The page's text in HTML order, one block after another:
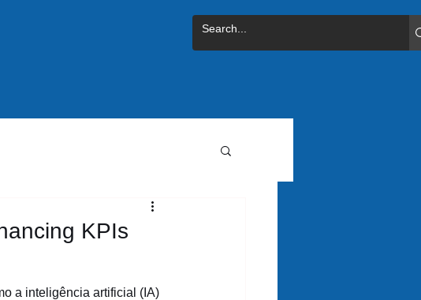
KPIs
a inteligência artificial (IA)